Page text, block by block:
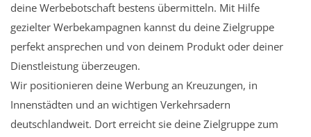
deine Werbebotschaft bestens übermitteln. Mit Hilfe
gezielter Werbekampagnen kannst du deine Zielgruppe
perfekt ansprechen und von deinem Produkt oder deiner
Dienstleistung überzeugen.
Wir positionieren deine Werbung an Kreuzungen, in
Innenstädten und an wichtigen Verkehrsadern
deutschlandweit. Dort erreicht sie deine Zielgruppe zum